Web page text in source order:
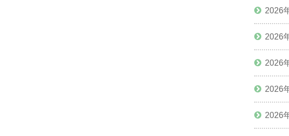
2026
2026
2026
2026
2026